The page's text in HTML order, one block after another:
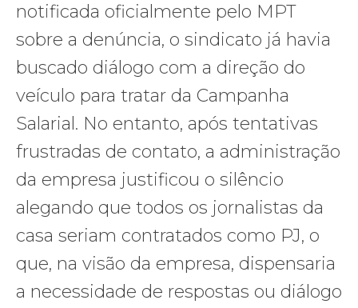
notificada oficialmente pelo MPT
sobre a denúncia, o sindicato já havia
buscado diálogo com a direção do
veículo para tratar da Campanha
Salarial. No entanto, após tentativas
frustradas de contato, a administração
da empresa justificou o silêncio
alegando que todos os jornalistas da
casa seriam contratados como PJ, o
que, na visão da empresa, dispensaria
a necessidade de respostas ou diálogo